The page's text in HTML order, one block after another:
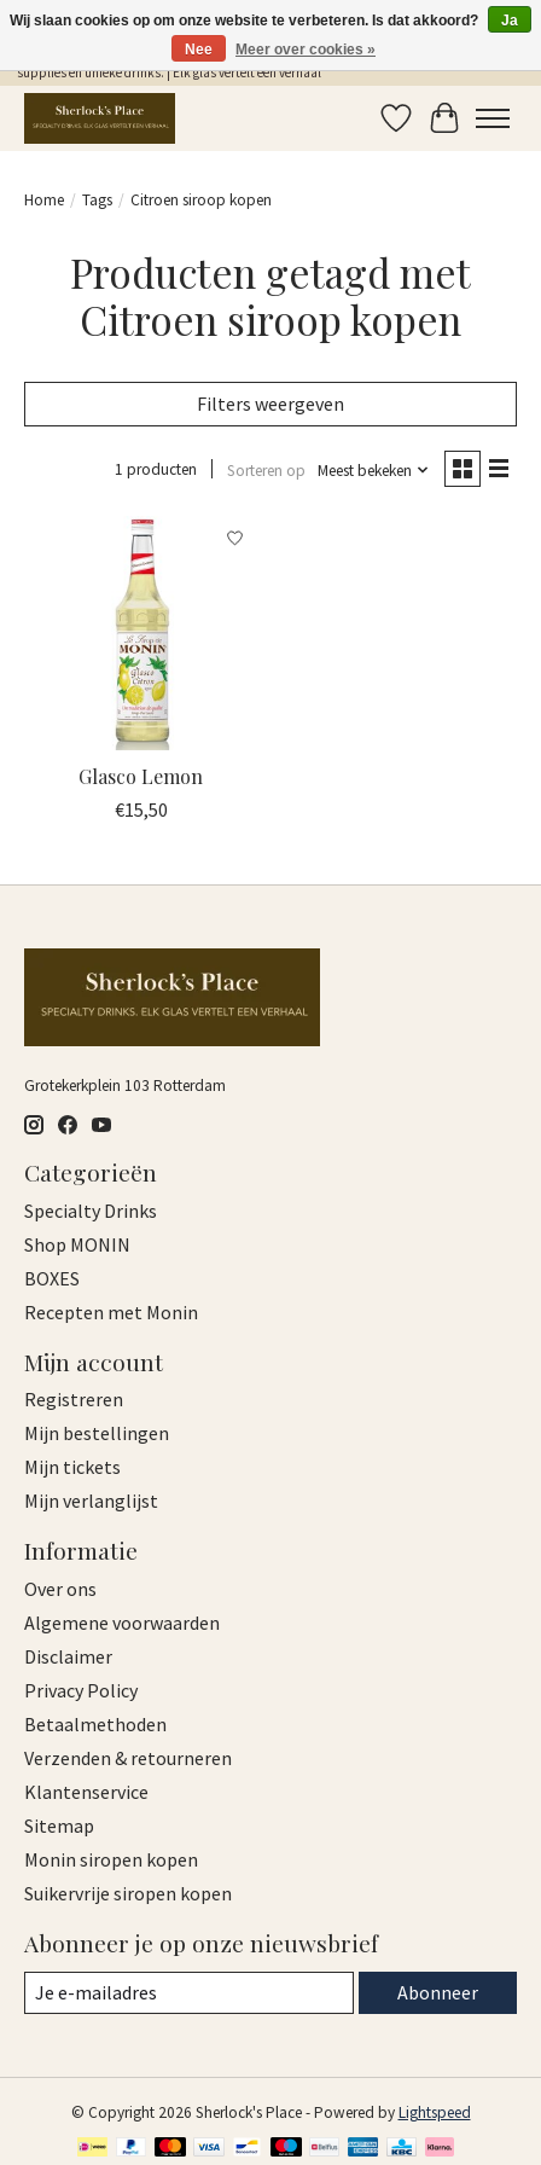
Gratis Verzending in NL vanaf €75,- | Sherlocks Place: dé plek voor MONIN siropen, bar
supplies en unieke drinks. | Elk glas vertelt een verhaal
Verlanglijst
Home / Tags / Citroen siroop kopen
Producten getagd met
Citroen siroop kopen
Filters weergeven
1 producten Sorteren op Meest bekeken
Glasco Lemon
€15,50
Grotekerkplein 103 Rotterdam
Categorieën
Specialty Drinks
Shop MONIN
BOXES
Recepten met Monin
Mijn account
Registreren
Mijn bestellingen
Mijn tickets
Mijn verlanglijst
Informatie
Over ons
Algemene voorwaarden
Disclaimer
Privacy Policy
Betaalmethoden
Verzenden & retourneren
Klantenservice
Sitemap
Monin siropen kopen
Suikervrije siropen kopen
Abonneer je op onze nieuwsbrief
Abonneer
© Copyright 2026 Sherlock's Place - Powered byLightspeed
Wij slaan cookies op om onze website te verbeteren. Is dat akkoord?
Ja
Nee
Meer over cookies »